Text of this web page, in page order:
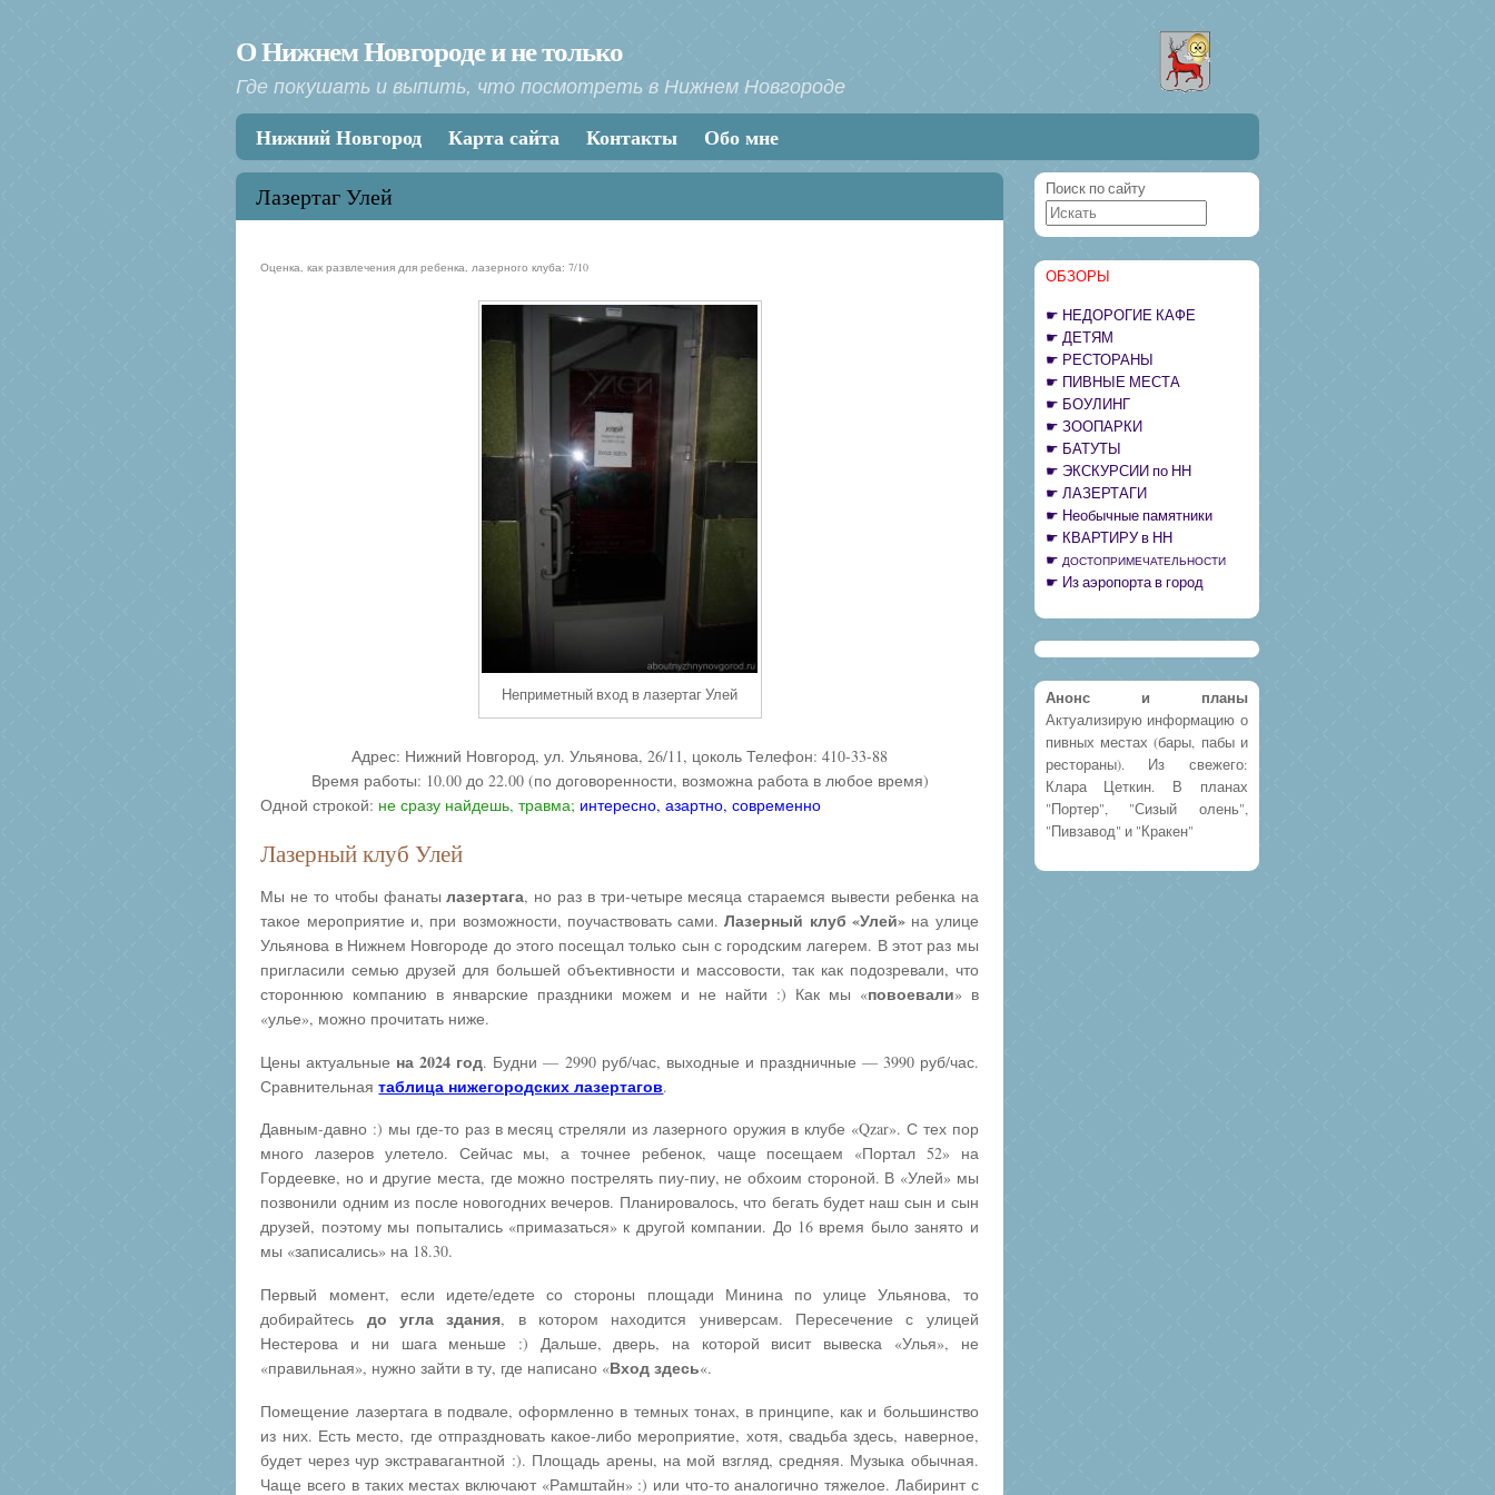
О Нижнем Новгороде и не только
Где покушать и выпить, что посмотреть в Нижнем Новгороде
МенюПерейти к содержанию
Нижний Новгород Карта сайта Контакты Обо мне
Лазертаг Улей
Оценка, как развлечения для ребенка, лазерного клуба:7/10
Неприметный вход в лазертаг Улей
Адрес: Нижний Новгород, ул. Ульянова, 26/11, цоколь Телефон: 410-33-88
Время работы: 10.00 до 22.00 (по договоренности, возможна работа в любое время)
Одной строкой: не сразу найдешь, травма; интересно, азартно, современно
Лазерный клубУлей
Мы не то чтобы фанатылазертага, но раз в три-четыре месяца стараемся вывести ребенка на
такое мероприятие и, при возможности, поучаствовать сами.Лазерный клуб «Улей» на улице
Ульянова в Нижнем Новгороде до этого посещал только сын с городским лагерем. В этот раз мы
пригласили семью друзей для большей объективности и массовости, так как подозревали, что
стороннюю компанию в январские праздники можем и не найти :) Как мы «повоевали» в
«улье», можно прочитать ниже.
Цены актуальные на 2024 год. Будни — 2990 руб/час, выходные и праздничные — 3990 руб/час.
Сравнительнаятаблица нижегородских лазертагов.
Давным-давно :) мы где-то раз в месяц стреляли из лазерного оружия в клубе «Qzar». С тех пор
много лазеров улетело. Сейчас мы, а точнее ребенок, чаще посещаем «Портал 52» на
Гордеевке, но и другие места, где можно пострелять пиу-пиу, не обхоим стороной. В «Улей» мы
позвонили одним из после новогодних вечеров. Планировалось, что бегать будет наш сын и сын
друзей, поэтому мы попытались «примазаться» к другой компании. До 16 время было занято и
мы «записались» на 18.30.
Первый момент, если идете/едете со стороны площади Минина по улице Ульянова, то
добирайтесь до угла здания, в котором находится универсам. Пересечение с улицей
Нестерова и ни шага меньше :) Дальше, дверь, на которой висит вывеска «Улья», не
«правильная», нужно зайти в ту, где написано «Вход здесь«.
Помещение лазертага в подвале, оформленно в темных тонах, в принципе, как и большинство
из них. Есть место, где отпраздновать какое-либо мероприятие, хотя, свадьба здесь, наверное,
будет через чур экстравагантной :). Площадь арены, на мой взгляд, средняя. Музыка обычная.
Чаще всего в таких местах включают «Рамштайн» :) или что-то аналогично тяжелое. Лабиринт с
Поиск по сайту
ОБЗОРЫ
НЕДОРОГИЕ КАФЕ
ДЕТЯМ
РЕСТОРАНЫ
ПИВНЫЕ МЕСТА
БОУЛИНГ
ЗООПАРКИ
БАТУТЫ
ЭКСКУРСИИ по НН
ЛАЗЕРТАГИ
Необычные памятники
КВАРТИРУ в НН
ДОСТОПРИМЕЧАТЕЛЬНОСТИ
Из аэропорта в город
Анонс и планы
Актуализирую информацию о
пивных местах (бары, пабы и
рестораны). Из свежего:
Клара Цеткин. В планах
"Портер", "Сизый олень",
"Пивзавод" и "Кракен"